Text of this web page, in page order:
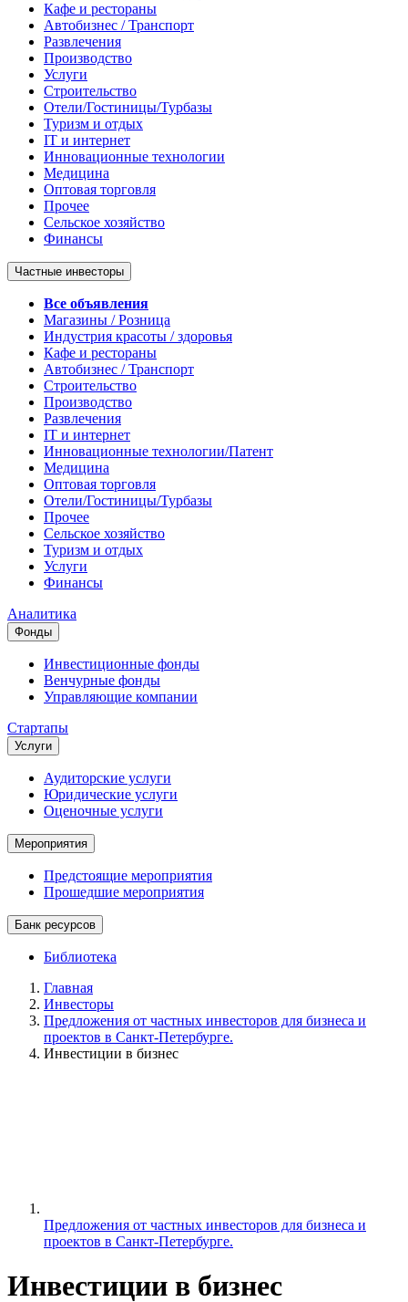
Кафе и рестораны
Автобизнес / Транспорт
Развлечения
Производство
Услуги
Строительство
Отели/Гостиницы/Турбазы
Туризм и отдых
IT и интернет
Инновационные технологии
Медицина
Оптовая торговля
Прочее
Сельское хозяйство
Финансы
Частные инвесторы
Все объявления
Магазины / Розница
Индустрия красоты / здоровья
Кафе и рестораны
Автобизнес / Транспорт
Строительство
Производство
Развлечения
IT и интернет
Инновационные технологии/Патент
Медицина
Оптовая торговля
Отели/Гостиницы/Турбазы
Прочее
Сельское хозяйство
Туризм и отдых
Услуги
Финансы
Аналитика
Фонды
Инвестиционные фонды
Венчурные фонды
Управляющие компании
Стартапы
Услуги
Аудиторские услуги
Юридические услуги
Оценочные услуги
Мероприятия
Предстоящие мероприятия
Прошедшие мероприятия
Банк ресурсов
Библиотека
Главная
Инвесторы
Предложения от частных инвесторов для бизнеса и
проектов в Санкт-Петербурге.
Инвестиции в бизнес
Предложения от частных инвесторов для бизнеса и
проектов в Санкт-Петербурге.
Инвестиции в бизнес